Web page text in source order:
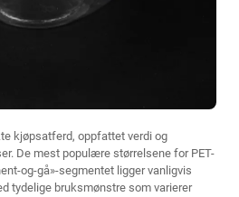
kjøpsatferd, oppfattet verdi og
De mest populære størrelsene for PET-
og-gå»-segmentet ligger vanligvis
tydelige bruksmønstre som varierer